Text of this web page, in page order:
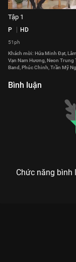
Tập 1
P HD
51ph
Khách mời: Hứa Minh Đạt,
Vạn Nam Hương, Neon Trung
Band, Phúc Chinh, Trần Mỹ
Bình luận
Chức năng bình